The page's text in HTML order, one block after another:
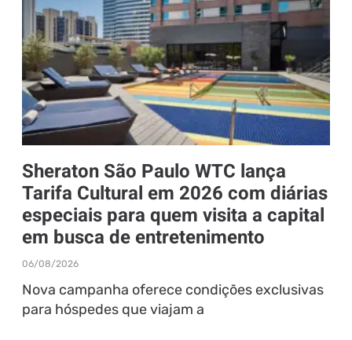
Sheraton São Paulo WTC lança
Tarifa Cultural em 2026 com diárias
especiais para quem visita a capital
em busca de entretenimento
06/08/2026
Nova campanha oferece condições exclusivas
para hóspedes que viajam a